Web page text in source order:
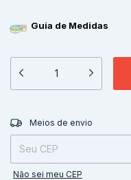
Guia de Medidas
Entregas para o CEP:
Meios de envio
Não sei meu CEP